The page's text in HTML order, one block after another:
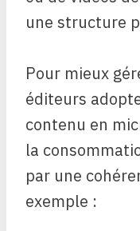
une structure
Pour mieux
éditeurs
contenu en
la
par une
exemple :